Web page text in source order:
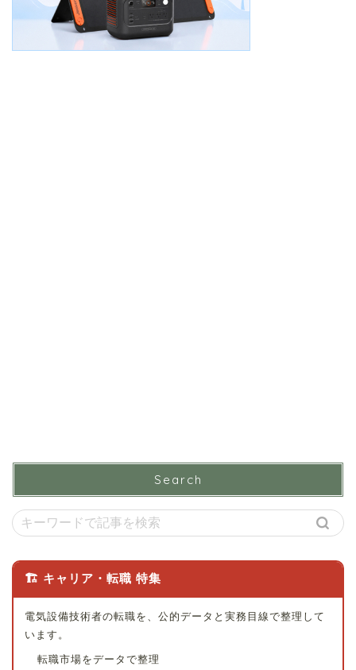
Search
🏗 キャリア・転職 特集
電気設備技術者の転職を、公的データと実務目線で整理して
います。
転職市場をデータで整理